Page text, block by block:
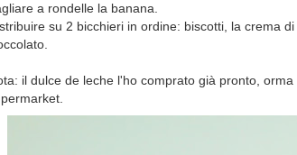
a rondelle la banana.
su 2 bicchieri in ordine: biscotti, la crema
il dulce de leche l'ho comprato già pronto,